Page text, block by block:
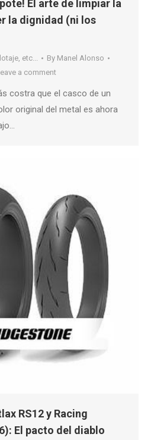
El arte de limpiar la
la dignidad (ni los
etc... By Manel Alonso
a comment
costra que el casco de un
original del metal es ahora
RS12 y Racing
El pacto del diablo